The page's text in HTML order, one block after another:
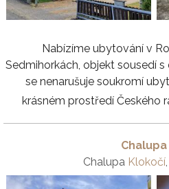
Nabízíme ubytování v
Sedmihorkách, objekt sousedí
se nenarušuje soukromí
krásném prostředí Českého
Chalupa
Chalupa Klokočí